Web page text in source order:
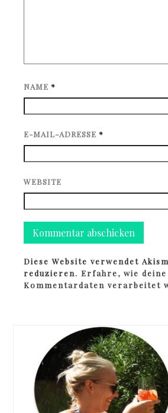
NAME *
E-MAIL-ADRESSE *
WEBSITE
Diese Website verwendet
reduzieren.Erfahre, wie deine
Kommentardaten verarbeitet